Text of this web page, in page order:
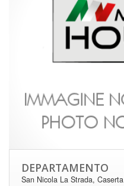
DEPARTAMENTO
San Nicola La Strada, Caserta